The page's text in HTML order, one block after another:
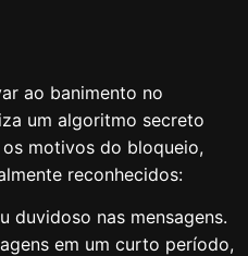
0/1
WhatsApp 0/1
ao banimento no
um algoritmo secreto
motivos do bloqueio,
reconhecidos:
duvidoso nas mensagens.
em um curto período,